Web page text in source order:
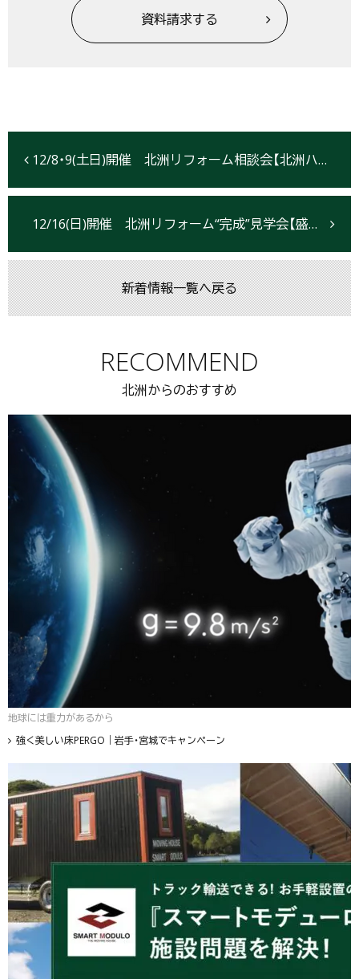
資料請求する
12/8・9(土日)開催 北洲リフォーム相談会【北洲ハウジング紫山展示場】
12/16(日)開催 北洲リフォーム“完成”見学会【盛岡市】
新着情報一覧へ戻る
RECOMMEND
北洲からのおすすめ
地球には重力があるから
強く美しい床PERGO｜岩手・宮城でキャンペーン